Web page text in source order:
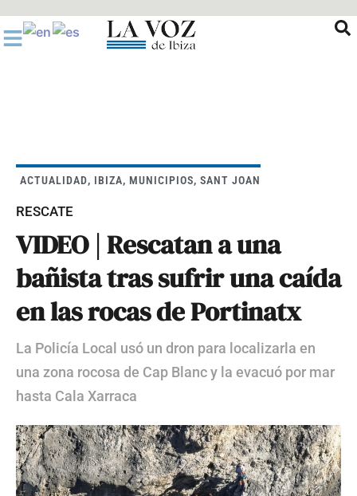
al
contenido
ACTUALIDAD, IBIZA, MUNICIPIOS, SANT JOAN
RESCATE
VIDEO | Rescatan a una
bañista tras sufrir una caída
en las rocas de Portinatx
La Policía Local usó un dron para localizarla en
una zona rocosa de Cap Blanc y la evacuó por mar
hasta Cala Xarraca